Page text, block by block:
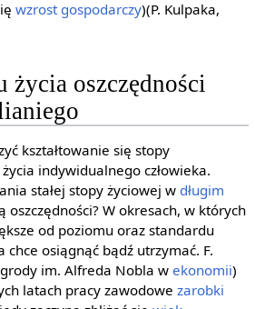
wzrost gospodarczy)(P. Kulpaka,
życia oszczędności
kształtowanie się stopy
indywidualnego człowieka.
stałej stopy życiowej w długim
oszczędności? W okresach, w których
od poziomu oraz standardu
chce osiągnąć bądź utrzymać. F.
im. Alfreda Nobla w ekonomii)
latach pracy zawodowe zarobki